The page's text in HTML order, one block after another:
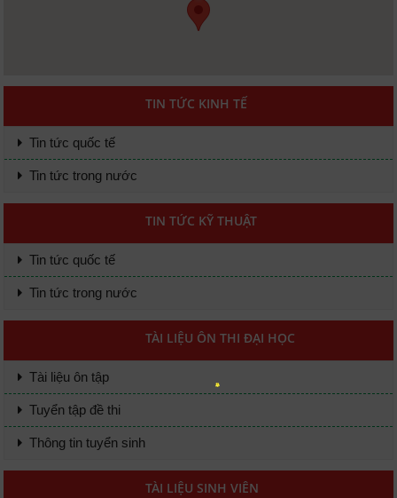
TIN TỨC KINH TẾ
Tin tức quốc tế
Tin tức trong nước
TIN TỨC KỸ THUẬT
Tin tức quốc tế
Tin tức trong nước
TÀI LIỆU ÔN THI ĐẠI HỌC
Tài liệu ôn tập
Tuyển tập đề thi
Thông tin tuyển sinh
TÀI LIỆU SINH VIÊN